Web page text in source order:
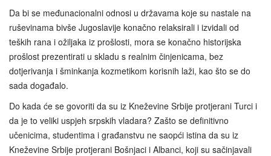
Da bi se međunacionalni odnosi u državama koje su nastale na
ruševinama bivše Jugoslavije konačno relaksirali i izvidali od
teških rana i ožiljaka iz prošlosti, mora se konačno historijska
prošlost prezentirati u skladu s realnim činjenicama, bez
dotjerivanja i šminkanja kozmetikom korisnih laži, kao što se do
sada događalo.
Do kada će se govoriti da su iz Kneževine Srbije protjerani Turci i
da je to veliki uspjeh srpskih vladara? Zašto se definitivno
učenicima, studentima i građanstvu ne saopći istina da su iz
Kneževine Srbije protjerani Bošnjaci i Albanci, koji su sačinjavali